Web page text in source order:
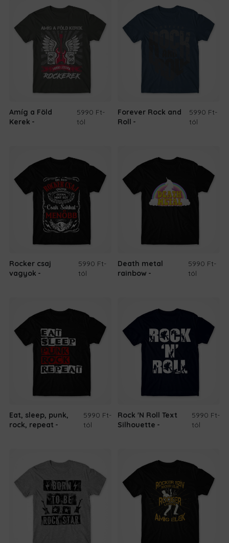
Amíg a Föld
Kerek
5990 Ft-
tól
Forever Rock and
Roll
5990 Ft-
tól
Rocker csaj
vagyok
5990 Ft-
tól
Death metal
rainbow
5990 Ft-
tól
Eat, sleep, punk,
rock, repeat
5990 Ft-
tól
Rock 'N Roll Text
Silhouette
5990 Ft-
tól